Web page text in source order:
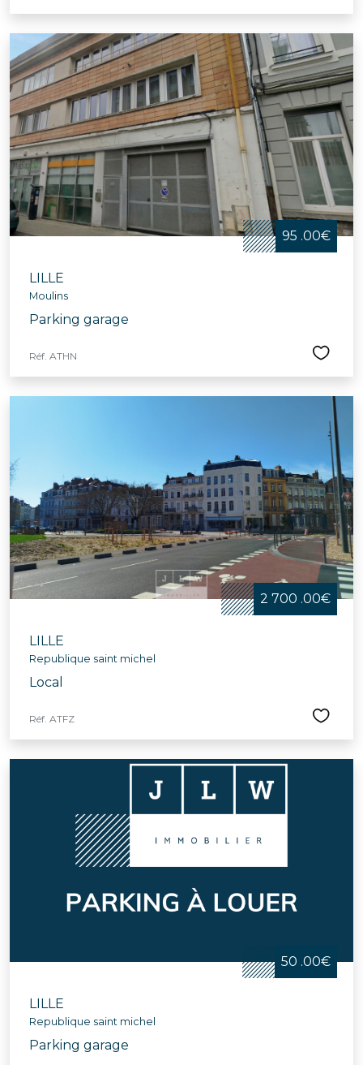
95 .00€
LILLE
Moulins
Parking garage
Réf. ATHN
2 700 .00€
LILLE
Republique saint michel
Local
Réf. ATFZ
50 .00€
LILLE
Republique saint michel
Parking garage